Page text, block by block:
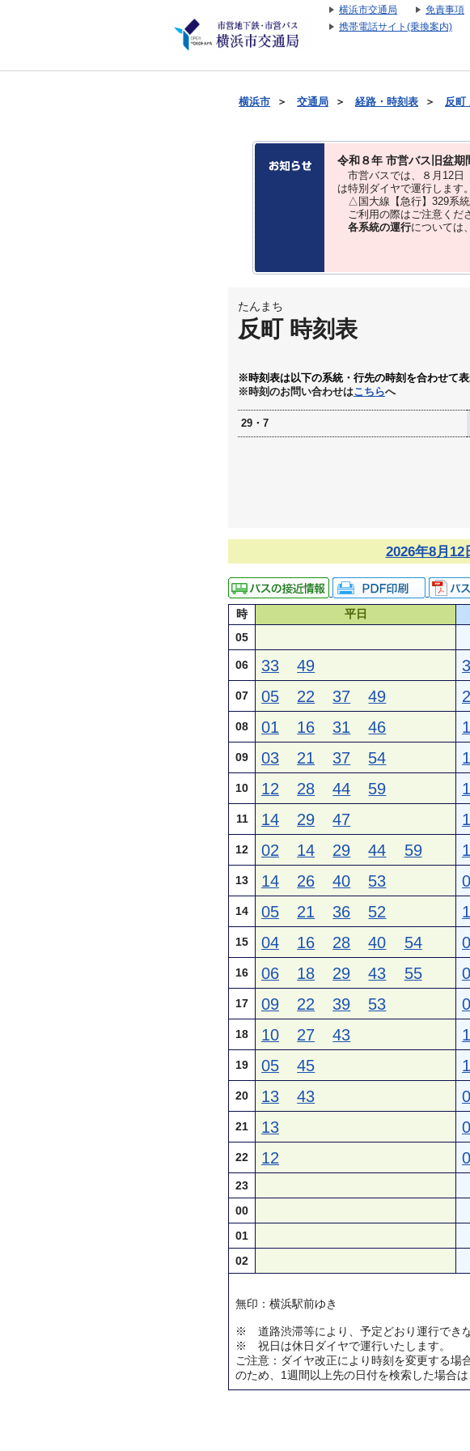
横浜市交通局 免責事項
携帯電話サイト(乗換案内)
横浜市 ＞ 交通局 ＞ 経路・時刻表 ＞ 反町
令和８年 市営バス旧盆期
市営バスでは、８⽉12⽇
は特別ダイヤで運⾏します。
△国大線【急行】329系統
ご利用の際はご注意くだ
各系統の運行については
たんまち
反町 時刻表
※時刻表は以下の系統・行先の時刻を合わせて
※時刻のお問い合わせはこちらへ
29・7
2026年8月12
時 平日
05
06 33 49
07 05 22 37 49
08 01 16 31 46
09 03 21 37 54
10 12 28 44 59
11 14 29 47
12 02 14 29 44 59
13 14 26 40 53
14 05 21 36 52
15 04 16 28 40 54
16 06 18 29 43 55
17 09 22 39 53
18 10 27 43
19 05 45
20 13 43
21 13
22 12
23
00
01
02
無印：横浜駅前ゆき
※ 道路渋滞等により、予定どおり運行でき
※ 祝日は休日ダイヤで運行いたします。
ご注意：ダイヤ改正により時刻を変更する
のため、1週間以上先の日付を検索した場合